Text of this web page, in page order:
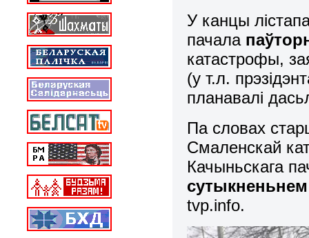
У канцы
пачала
катастрофы,
(у т.л.
планавалі
Па словах
Смаленскай
Качыньскага
сутыкненьнем
tvp.info.